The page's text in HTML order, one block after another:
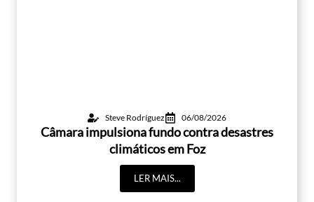
Steve Rodríguez 06/08/2026
Câmara impulsiona fundo contra desastres
climáticos em Foz
LER MAIS...